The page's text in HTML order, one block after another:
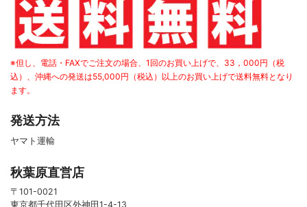
※但し、電話・FAXでご注文の場合、1回のお買い上げで、33，000円（税
込）、沖縄への発送は55,000円（税込）以上のお買い上げで送料無料となり
ます。
発送方法
ヤマト運輸
秋葉原直営店
〒101-0021
東京都千代田区外神田1-4-13